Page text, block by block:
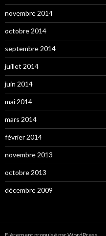
novembre 2014
octobre 2014
septembre 2014
juillet 2014
juin 2014
mai 2014
mars 2014
février 2014
novembre 2013
octobre 2013
décembre 2009